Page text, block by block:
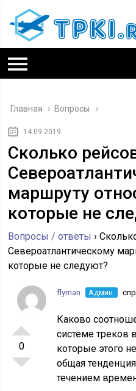
Главная › Вопросы
14.09.2019
Сколько
маршруту
которые не
Вопросы / ответы ›
Североатлантическому
которые не следуют?
0
flyman Админ.
Каково
системе треков
которые этого
общая
течением